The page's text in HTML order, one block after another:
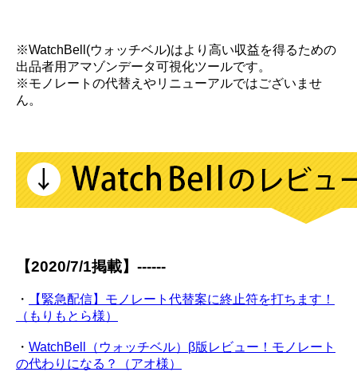
※WatchBell(ウォッチベル)はより高い収益を得るための
出品者用アマゾンデータ可視化ツールです。
※モノレートの代替えやリニューアルではございませ
ん。
【2020/7/1掲載】------
・
【緊急配信】モノレート代替案に終止符を打ちます！
（もりもとら様）
・ WatchBell（ウォッチベル）β版レビュー！モノレート
の代わりになる？（アオ様）